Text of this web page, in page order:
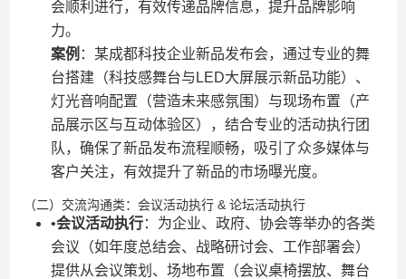
会顺利进行，有效传递品牌信息，提升品牌影响
力。
​案例​ ​：某成都科技企业新品发布会，通过专业的舞
台搭建（科技感舞台与LED大屏展示新品功能）、
灯光音响配置（营造未来感氛围）与现场布置（产
品展示区与互动体验区），结合专业的活动执行团
队，确保了新品发布流程顺畅，吸引了众多媒体与
客户关注，有效提升了新品的市场曝光度。
（二）交流沟通类：会议活动执行 & 论坛活动执行
•​​会议活动执行​​：为企业、政府、协会等举办的各类
会议（如年度总结会、战略研讨会、工作部署会）
提供从会议策划、场地布置（会议桌椅摆放、舞台